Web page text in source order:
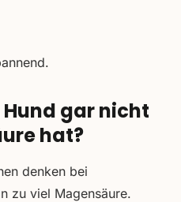
gar nicht
hat?
denken bei
zu viel Magensäure.